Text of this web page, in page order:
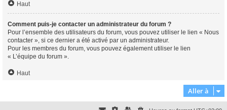
Haut
Comment puis-je contacter un administrateur du forum ?
Pour l’ensemble des utilisateurs du forum, vous pouvez utiliser le lien « Nous
contacter », si ce dernier a été activé par un administrateur.
Pour les membres du forum, vous pouvez également utiliser le lien
« L’équipe du forum ».
Haut
Aller à